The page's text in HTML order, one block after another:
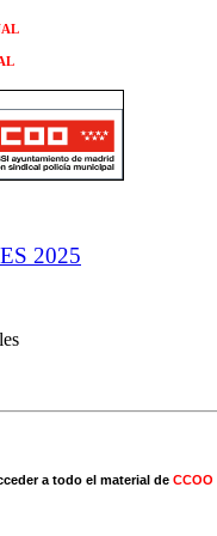
2025
a todo el material de CCOO